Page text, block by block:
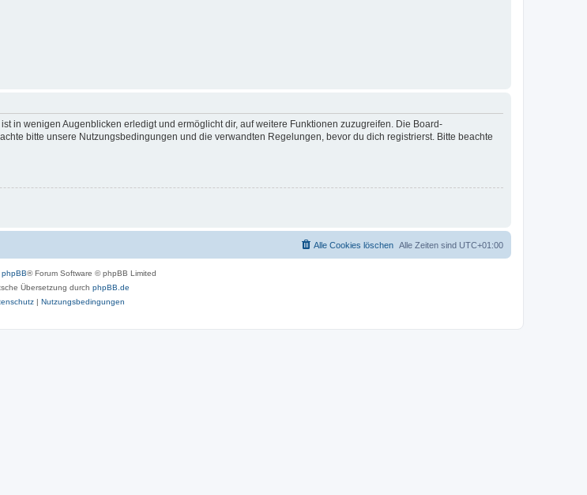
in wenigen Augenblicken erledigt und ermöglicht dir, auf weitere Funktionen zuzugreifen. Die Board-
bitte unsere Nutzungsbedingungen und die verwandten Regelungen, bevor du dich registrierst. Bitte beachte
Alle Zeiten sind UTC+01:00
Alle Cookies löschen
phpBB® Forum Software © phpBB Limited
Übersetzung durch phpBB.de
| Nutzungsbedingungen